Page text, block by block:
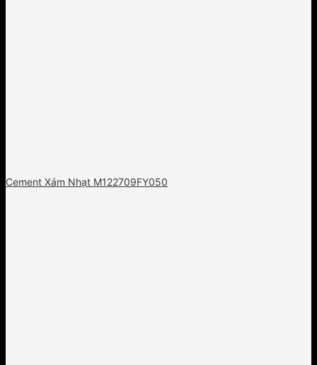
Cement Xám Nhạt M122709FY050